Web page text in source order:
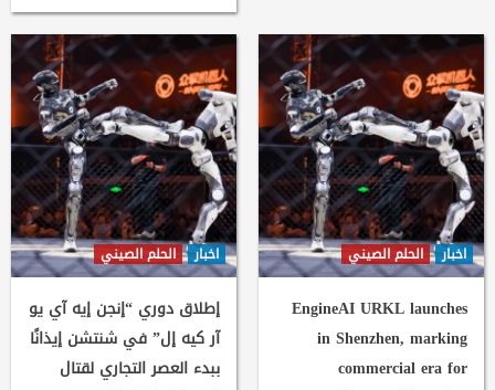
اخبار الحلم الصيني
EngineAI URKL launches
in Shenzhen, marking
commercial era for
اخبار الحلم الصيني
إطلاق دوري “إنجن إيه آي يو
آر كيه إل” في شنتشن إيذانًا
ببدء العصر التجاري لقتال